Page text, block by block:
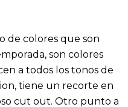
de colores que son
son colores
a todos los tonos de
tiene un recorte en
cut out. Otro punto a